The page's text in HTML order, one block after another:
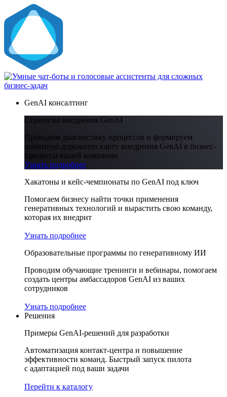
GenAI консалтинг
Стратегия внедрения GenAI
Проводим диагностику процессов и формируем
понятную дорожную карту внедрения GenAI в бизнес-
процессы вашей компании
Узнать подробнее
Хакатоны и кейс-чемпионаты по GenAI под ключ
Помогаем бизнесу найти точки применения
генеративных технологий и вырастить свою команду,
которая их внедрит
Узнать подробнее
Образовательные программы по генеративному ИИ
Проводим обучающие тренинги и вебинары, помогаем
создать центры амбассадоров GenAI из ваших
сотрудников
Узнать подробнее
Решения
Примеры GenAI-решений для разработки
Автоматизация контакт-центра и повышение
эффективности команд. Быстрый запуск пилота
с адаптацией под ваши задачи
Перейти к каталогу